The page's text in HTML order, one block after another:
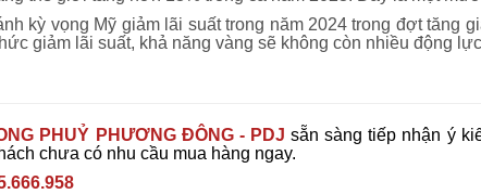
kỳ vọng Mỹ giảm lãi suất trong năm 2024 trong đợt tăng
giảm lãi suất, khả năng vàng sẽ không còn nhiều động
PHUỶ PHƯƠNG ĐÔNG - PDJ sẵn sàng tiếp nhận ý
chưa có nhu cầu mua hàng ngay.